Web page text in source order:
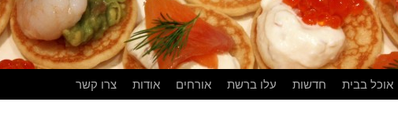
אוכל בבית חדשות עלו ברשת אורחים אודות צרו קשר